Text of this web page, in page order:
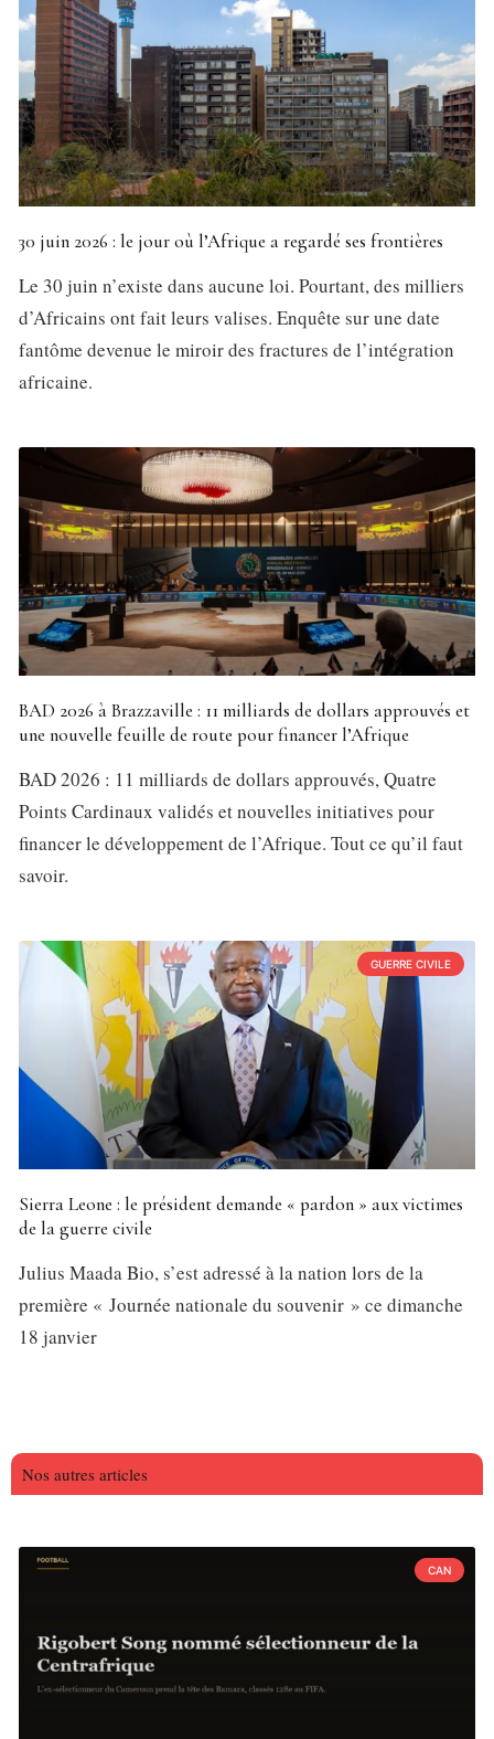
30 juin 2026 : le jour où l’Afrique a regardé ses frontières
Le 30 juin n’existe dans aucune loi. Pourtant, des milliers
d’Africains ont fait leurs valises. Enquête sur une date
fantôme devenue le miroir des fractures de l’intégration
africaine.
BAD 2026 à Brazzaville : 11 milliards de dollars approuvés et
une nouvelle feuille de route pour financer l’Afrique
BAD 2026 : 11 milliards de dollars approuvés, Quatre
Points Cardinaux validés et nouvelles initiatives pour
financer le développement de l’Afrique. Tout ce qu’il faut
savoir.
GUERRE CIVILE
Sierra Leone : le président demande « pardon » aux victimes
de la guerre civile
Julius Maada Bio, s’est adressé à la nation lors de la
première « Journée nationale du souvenir » ce dimanche
18 janvier
Nos autres articles
CAN